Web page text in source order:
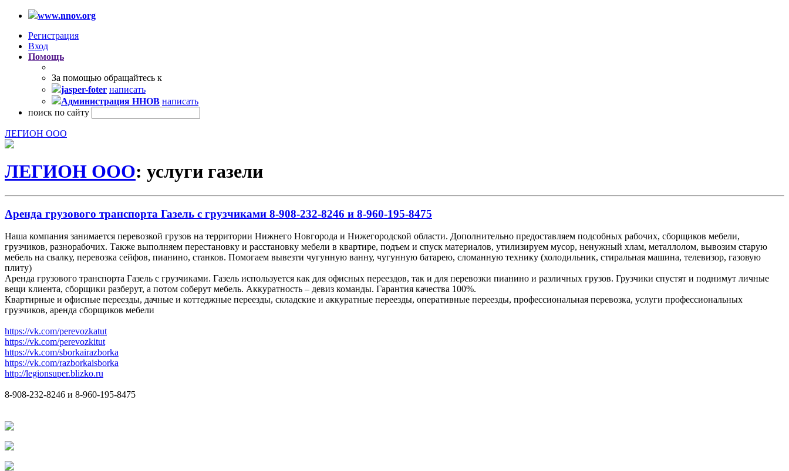
www.nnov.org
Регистрация
Вход
Помощь
За помощью обращайтесь к
jasper-foter написать
Администрация ННОВ написать
поиск по сайту
ЛЕГИОН ООО
ЛЕГИОН ООО: услуги газели
Аренда грузового транспорта Газель с грузчиками 8-908-232-8246 и 8-960-195-8475
Наша компания занимается перевозкой грузов на территории Нижнего Новгорода и Нижегородской области. Дополнительно предоставляем подсобных рабочих, сборщиков мебели,
грузчиков, разнорабочих. Также выполняем перестановку и расстановку мебели в квартире, подъем и спуск материалов, утилизируем мусор, ненужный хлам, металлолом, вывозим старую
мебель на свалку, перевозка сейфов, пианино, станков. Помогаем вывезти чугунную ванну, чугунную батарею, сломанную технику (холодильник, стиральная машина, телевизор, газовую
плиту)
Аренда грузового транспорта Газель с грузчиками. Газель используется как для офисных переездов, так и для перевозки пианино и различных грузов. Грузчики спустят и поднимут личные
вещи клиента, сборщики разберут, а потом соберут мебель. Аккуратность – девиз команды. Гарантия качества 100%.
Квартирные и офисные переезды, дачные и коттеджные переезды, складские и аккуратные переезды, оперативные переезды, профессиональная перевозка, услуги профессиональных
грузчиков, аренда сборщиков мебели
https://vk.com/perevozkatut
https://vk.com/perevozkitut
https://vk.com/sborkairazborka
https://vk.com/razborkaisborka
http://legionsuper.blizko.ru
8-908-232-8246 и 8-960-195-8475